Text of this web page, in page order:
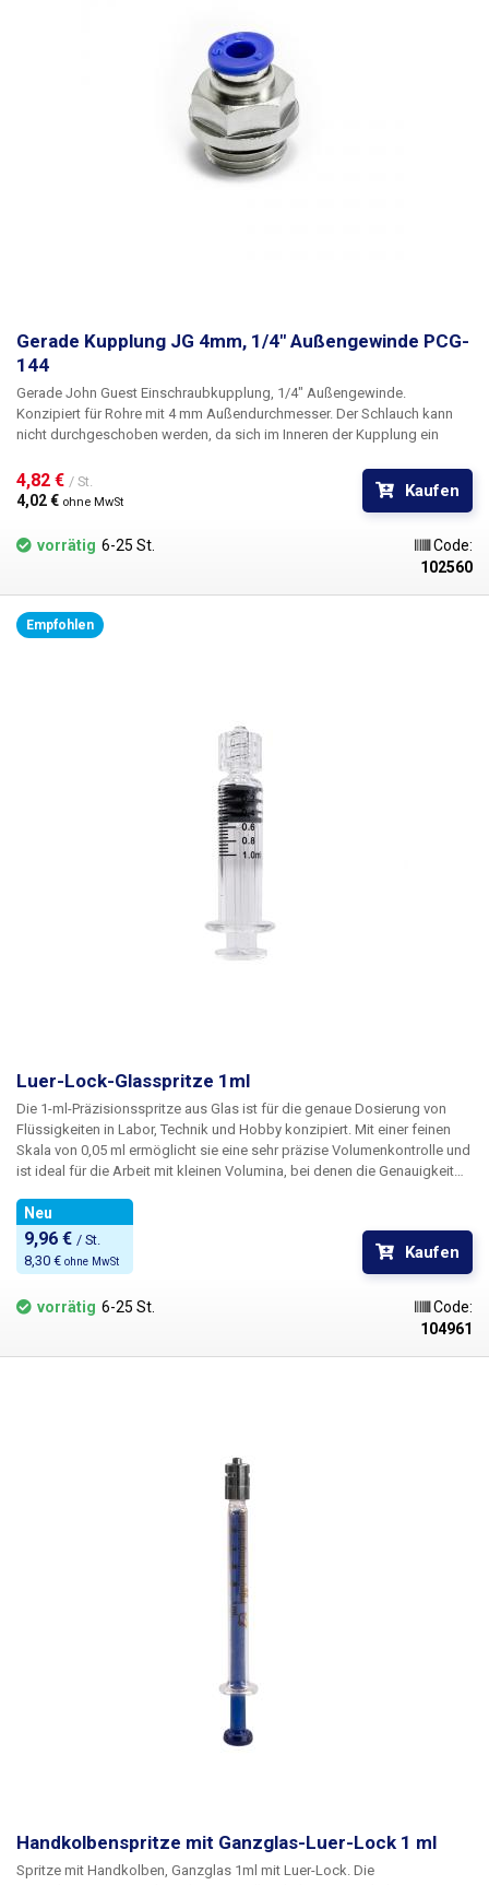
Gerade Kupplung JG 4mm, 1/4" Außengewinde PCG-
144
Gerade John Guest Einschraubkupplung, 1/4" Außengewinde.
Konzipiert für Rohre mit 4 mm Außendurchmesser. Der Schlauch kann
nicht durchgeschoben werden, da sich im Inneren der Kupplung ein
4,82 € / St.
4,02 € ohne MwSt
Kaufen
vorrätig 6-25 St.
Code:
102560
Luer-Lock-Glasspritze 1ml
Die 1-ml-Präzisionsspritze aus Glas ist für die genaue Dosierung von
Flüssigkeiten in Labor, Technik und Hobby konzipiert. Mit einer feinen
Skala von 0,05 ml ermöglicht sie eine sehr präzise Volumenkontrolle und
ist ideal für die Arbeit mit kleinen Volumina, bei denen die Genauigkeit
besteht aus Borosilikatglas
Beständigkeit, geringe Ausdehnung und gute thermische Stabilität
auszeichnet. Der Kolben aus Polypropylen (PP) ist mit einer
Silikondichtung versehen, die einen reibungslosen Betrieb, minimale
Reibung und zuverlässige Abdichtung gewährleistet. Die Spritze ist mit
einer Standard-Luer-Lock-Kappe aus PP ausgestattet, die einen festen
Ebenfalls im
Lieferumfang enthalten ist eine PP-Kappe mit Silikondichtung, die es
im Labor, für den technischen Einsatz, für die Dosierung von
Flüssigkeiten, Ölen, Chemikalien, Tinten oder für Hobby- und
Heimwerkeranwendungen wie die Arbeit mit Harzen, Klebstoffen oder
Die Spritze ist nicht steril verpackt und nicht für den
medizinischen oder tierärztlichen Gebrauch bestimmt.
Neu
9,96 € / St.
8,30 € ohne MwSt Kaufen
vorrätig 6-25 St.
Code:
104961
Empfohlen
Handkolbenspritze mit Ganzglas-Luer-Lock 1 ml
Spritze mit Handkolben, Ganzglas 1ml mit Luer-Lock.